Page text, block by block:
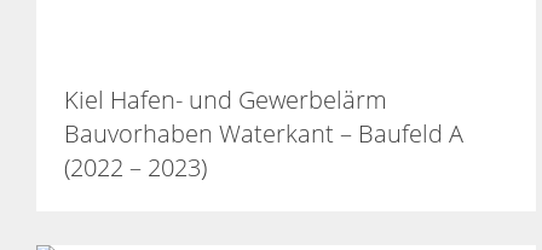
Kiel Hafen- und Gewerbelärm
Bauvorhaben Waterkant – Baufeld A
(2022 – 2023)